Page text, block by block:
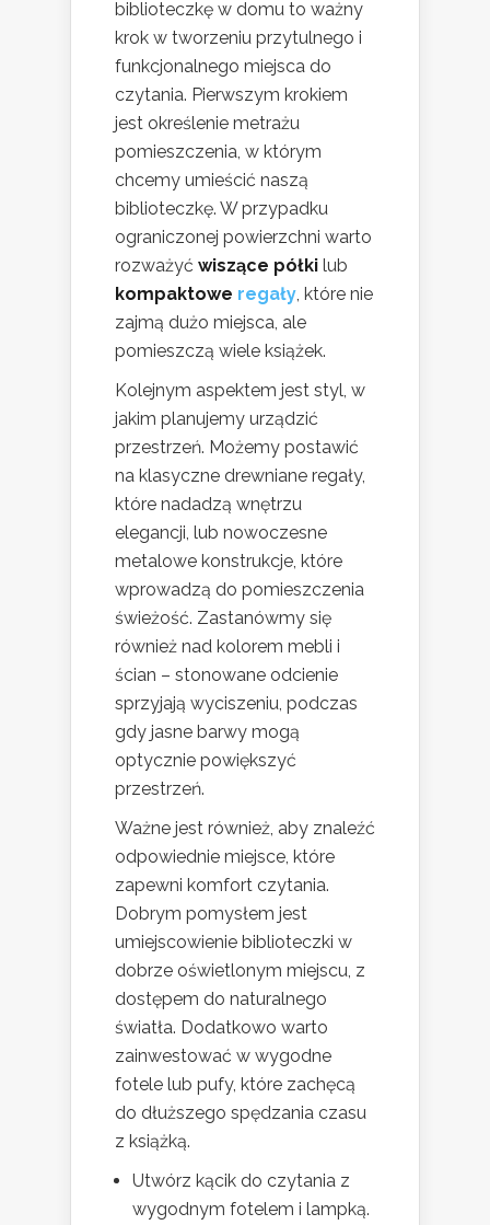
biblioteczkę w domu to ważny
krok w tworzeniu przytulnego i
funkcjonalnego miejsca do
czytania. Pierwszym krokiem
jest określenie metrażu
pomieszczenia, w którym
chcemy umieścić naszą
biblioteczkę. W przypadku
ograniczonej powierzchni warto
rozważyć wiszące półki lub
kompaktowe regały, które nie
zajmą dużo miejsca, ale
pomieszczą wiele książek.
Kolejnym aspektem jest styl, w
jakim planujemy urządzić
przestrzeń. Możemy postawić
na klasyczne drewniane regały,
które nadadzą wnętrzu
elegancji, lub nowoczesne
metalowe konstrukcje, które
wprowadzą do pomieszczenia
świeżość. Zastanówmy się
również nad kolorem mebli i
ścian – stonowane odcienie
sprzyjają wyciszeniu, podczas
gdy jasne barwy mogą
optycznie powiększyć
przestrzeń.
Ważne jest również, aby znaleźć
odpowiednie miejsce, które
zapewni komfort czytania.
Dobrym pomysłem jest
umiejscowienie biblioteczki w
dobrze oświetlonym miejscu, z
dostępem do naturalnego
światła. Dodatkowo warto
zainwestować w wygodne
fotele lub pufy, które zachęcą
do dłuższego spędzania czasu
z książką.
Utwórz kącik do czytania z
wygodnym fotelem i lampką.